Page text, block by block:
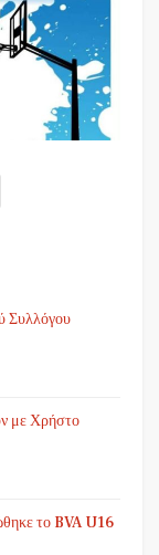
Συλλόγου
με Χρήστο
το BVA U16